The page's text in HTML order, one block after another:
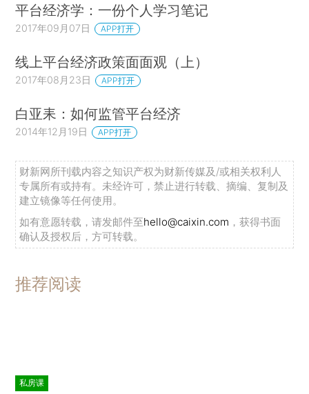
平台经济学：一份个人学习笔记
2017年09月07日 APP打开
线上平台经济政策面面观（上）
2017年08月23日 APP打开
白亚耒：如何监管平台经济
2014年12月19日 APP打开
财新网所刊载内容之知识产权为财新传媒及/或相关权利人
专属所有或持有。未经许可，禁止进行转载、摘编、复制及
建立镜像等任何使用。
如有意愿转载，请发邮件至hello@caixin.com ，获得书面
确认及授权后，方可转载。
推荐阅读
私房课